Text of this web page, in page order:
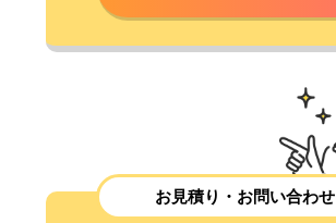
お見積り・お問い合わせ